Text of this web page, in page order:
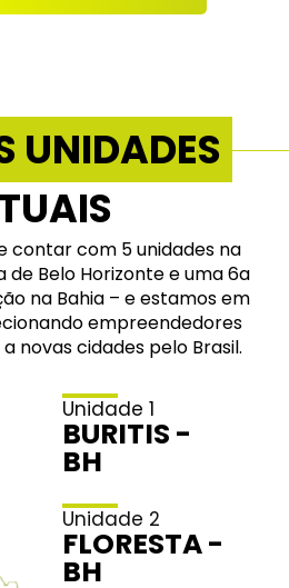
UNIDADES
contar com 5 unidades na
Belo Horizonte e uma 6a
na Bahia – e estamos em
empreendedores
novas cidades pelo Brasil.
Unidade 1
BURITIS -
BH
Unidade 2
FLORESTA -
BH